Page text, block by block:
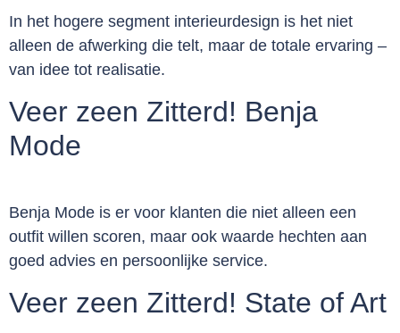
In het hogere segment interieurdesign is het niet
alleen de afwerking die telt, maar de totale ervaring –
van idee tot realisatie.
Veer zeen Zitterd! Benja
Mode
Benja Mode is er voor klanten die niet alleen een
outfit willen scoren, maar ook waarde hechten aan
goed advies en persoonlijke service.
Veer zeen Zitterd! State of Art